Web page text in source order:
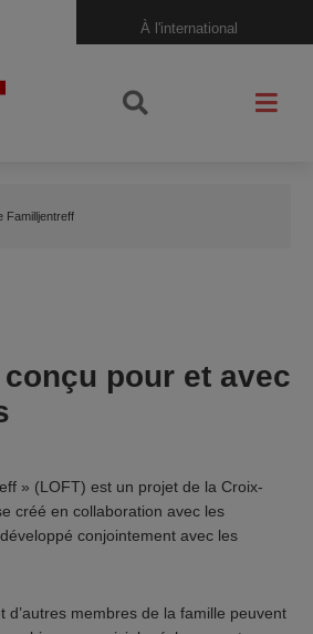
À l'international
Familljentreff
pour et avec
» (LOFT) est un projet de la Croix-
créé en collaboration avec les
conjointement avec les
d’autres membres de la famille peuvent